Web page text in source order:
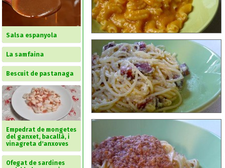
Salsa espanyola
La samfaina
Bescuit de pastanaga
Empedrat de mongetes
del ganxet, bacallà, i
vinagreta d'anxoves
Ofegat de sardines